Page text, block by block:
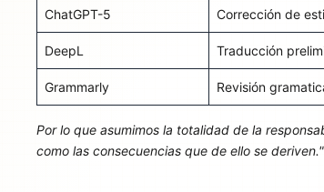
ChatGPT-5 Corrección de
DeepL Traducción
Grammarly Revisión
Por lo que asumimos la totalidad de la
como las consecuencias que de ello se deriven."